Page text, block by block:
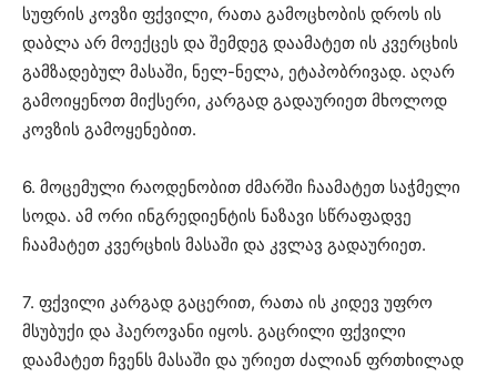
სუფრის კოვზი ფქვილი, რათა გამოცხობის დროს ის
დაბლა არ მოექცეს და შემდეგ დაამატეთ ის კვერცხის
გამზადებულ მასაში, ნელ-ნელა, ეტაპობრივად. აღარ
გამოიყენოთ მიქსერი, კარგად გადაურიეთ მხოლოდ
კოვზის გამოყენებით.
6. მოცემული რაოდენობით ძმარში ჩაამატეთ საჭმელი
სოდა. ამ ორი ინგრედიენტის ნაზავი სწრაფადვე
ჩაამატეთ კვერცხის მასაში და კვლავ გადაურიეთ.
7. ფქვილი კარგად გაცერით, რათა ის კიდევ უფრო
მსუბუქი და ჰაეროვანი იყოს. გაცრილი ფქვილი
დაამატეთ ჩვენს მასაში და ურიეთ ძალიან ფრთხილად